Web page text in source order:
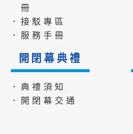
冊
．接駁專區
．服務手冊
開閉幕典禮
．典禮須知
．開閉幕交通